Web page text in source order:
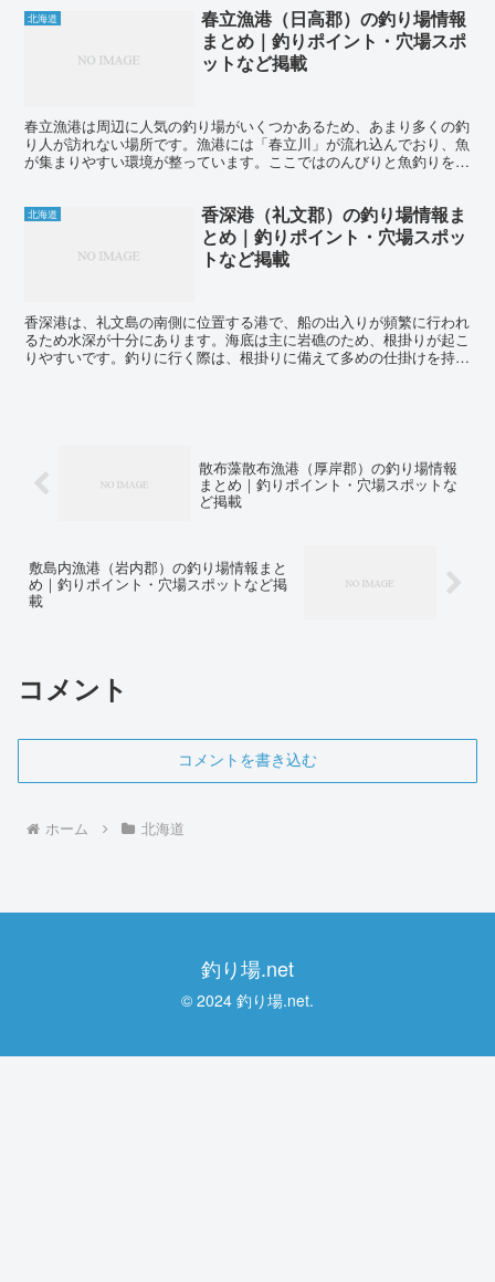
北海道
春立漁港（日高郡）の釣り場情報
まとめ｜釣りポイント・穴場スポ
ットなど掲載
春立漁港は周辺に人気の釣り場がいくつかあるため、あまり多くの釣
り人が訪れない場所です。漁港には「春立川」が流れ込んでおり、魚
が集まりやすい環境が整っています。ここではのんびりと魚釣りを楽
北海道
香深港（礼文郡）の釣り場情報ま
とめ｜釣りポイント・穴場スポッ
トなど掲載
香深港は、礼文島の南側に位置する港で、船の出入りが頻繁に行われ
るため水深が十分にあります。海底は主に岩礁のため、根掛りが起こ
りやすいです。釣りに行く際は、根掛りに備えて多めの仕掛けを持っ
散布藻散布漁港（厚岸郡）の釣り場情報
まとめ｜釣りポイント・穴場スポットな
ど掲載
敷島内漁港（岩内郡）の釣り場情報まと
め｜釣りポイント・穴場スポットなど掲
載
コメント
コメントを書き込む
ホーム 北海道
釣り場.net
© 2024 釣り場.net.